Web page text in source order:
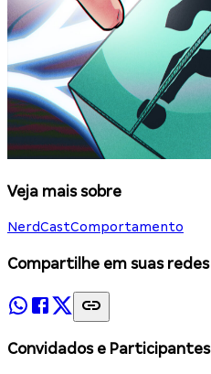
Veja mais sobre
NerdCastComportamento
Compartilhe em suas redes
Convidados e Participantes